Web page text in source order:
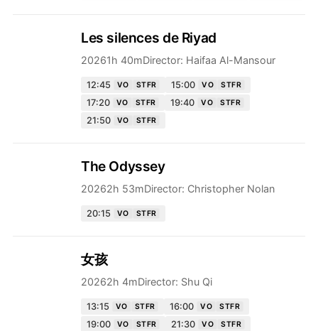
Les silences de Riyad
20261h 40mDirector: Haifaa Al-Mansour
12:45 VO STFR 15:00 VO STFR
17:20 VO STFR 19:40 VO STFR
21:50 VO STFR
The Odyssey
20262h 53mDirector: Christopher Nolan
20:15 VO STFR
女孩
20262h 4mDirector: Shu Qi
13:15 VO STFR 16:00 VO STFR
19:00 VO STFR 21:30 VO STFR